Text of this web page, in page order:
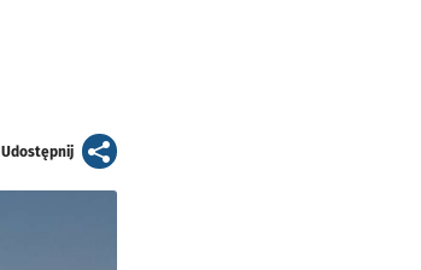
Udostępnijartykuł